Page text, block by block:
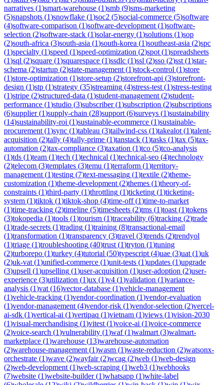
narratives (1)smart-warehouse (1)smb (9)sms-marketing
(5)snapshots (1)snowflake (1)soc2 (5)social-commerce (5)software
(4)software-comparison (1)software-development (1)software-
selection (2)software-stack (1)solar-energy (1)solutions (1)sop
(2)south-africa (3)south-asia (1)south-korea (1)southeast-asia (2)spc
(1)specialty (1)speed (1)speed-optimization (2)spot (1)spreadsheets
(1)sql (2)square (1)squarespace (1)ssdlc (1)ssl (2)sso (2)sst (1)star-
schema (2)startup (2)state-management (1)stock-control (1)store
(1)store-optimization (1)store-setup (2)storefront-api (3)storefront-
design (1)stp (1)strategy (35)streaming (4)stress-test (1)stress-testing
(1)stripe (2)structured-data (1)student-management (2)student-
performance (1)studio (3)subscriber(1)subscription (2)subscriptions
(6)supplier(1)supply-chain (28)support (6)surveys (1)sustainability
(14)sustainability-roi (1)sustainable-ecommerce (1)sustainable-
procurement (1)sync (1)tableau (3)tailwind-css (1)takealot (1)talent-
acquisition (2)tally (4)tally-prime (1)tanstack (1)tasks (1)tax (5)tax-
automation (2)tax-compliance (3)taxation (1)tco (5)tco-analysis
(1)tds (1)team (1)tech (1)technical (1)technical-seo (4)technology
(2)telecom (3)templates (3)temu (1)terraform (1)territory-
management (1)testing (7)text-messaging (1)textile (2)theme-
customization (1)theme-development (2)themes (1)theory-of-
constraints (1)third-party (1)throttling (1)ticketing (1)ticketing-
system (1)tiktok (1)tiktok-shop (4)time-off(1)time-to-market
(1)time-tracking (2)timeline (5)timesheets (2)tms (1)toast (1)tokens
(3)tokopedia (1)tools (1)tourism (1)traceability (6)tracking (2)trade
(1)trade-secrets (1)trading (1)training (8)transactional-email
(1)transformation (1)transparency (3)travel (3)trends (2)trendyol
(1)triage (1)troubleshooting (40)trust (1)tryton (1)tuning
(2)turborepo (1)turkey (4)tutorial (50)typescript (4)uae (3)uat (1)uk
(2)uk-vat (1)unified-commerce (1)unit-tests (1)updates (1)upgrade
(3)upsell (1)upselling (1)user-acquisition (1)user-adoption (2)user-
experience (3)utilization (1)ux (1)v4 (1)validation (1)variance-
analysis (1)vat (16)vector-database (1)vehicle-management
(1)vehicle-tracking (1)vendor-coordination (1)vendor-evaluation
(1)vendor-management (4)vendor-risk (1)vendor-selection (2)vercel-
ai-sdk (1)vertical-ai (1)vertipaq (1)vietnam (1)views (1)vision-2030
(1)visual-merchandising (1)vitest (1)voice-ai (1)voice-commerce
(2)voice-search (1)vulnerability (1)waf(1)walmart (3)walmart-
marketplace (1)warehouse (13)warehouse-automation
(2)warehouse-management (1)wasm (1)waste-reduction (2)watsonx-
orchestrate (1)wave (2)wayfair(2)wcag (2)web (1)web-design
(2)web-development (1)web-scraping (1)web3 (1)webhooks
(7)website (1)website-builder(1)whatsapp (1)white-label